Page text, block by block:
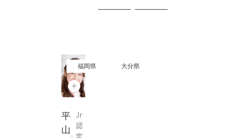
福岡県 大分県
平
山
Jr
認